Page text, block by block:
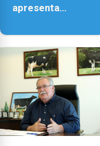
apresenta
Paisagem’